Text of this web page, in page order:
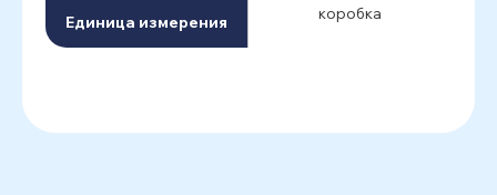
Единица измерения коробка